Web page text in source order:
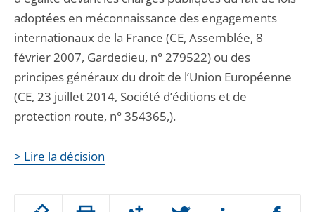
Passer
adoptées en méconnaissance des engagements
internationaux de la France (CE, Assemblée, 8
février 2007, Gardedieu, n° 279522) ou des
principes généraux du droit de l’Union Européenne
(CE, 23 juillet 2014, Société d’éditions et de
protection route, n° 354365,).
> Lire la décision